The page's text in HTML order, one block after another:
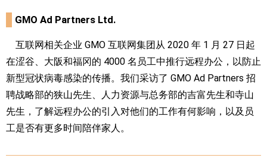
GMO Ad Partners Ltd.
互联网相关企业 GMO 互联网集团从 2020 年 1 月 27 日起
在涩谷、大阪和福冈的 4000 名员工中推行远程办公，以防止
新型冠状病毒感染的传播。我们采访了 GMO Ad Partners 招
聘战略部的狭山先生、人力资源与总务部的吉富先生和寺山
先生，了解远程办公的引入对他们的工作有何影响，以及员
工是否有更多时间陪伴家人。